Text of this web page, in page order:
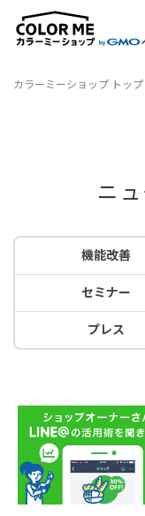
カラーミーショップ トップ
ニ
機能改善
セミナー
プレス